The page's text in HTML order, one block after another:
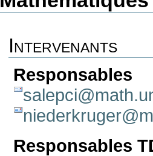
Intervenants
Responsables